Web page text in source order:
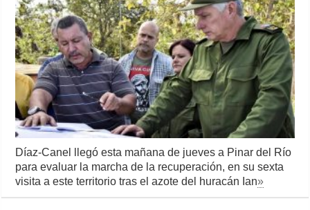
Díaz-Canel llegó esta mañana de jueves a Pinar del Río
para evaluar la marcha de la recuperación, en su sexta
visita a este territorio tras el azote del huracán Ian»